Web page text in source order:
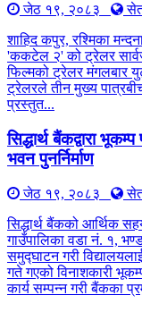
जेठ १९, २०८३
शाहिद कपुर, रश्मिका
'ककटेल २' को ट्रेलर
फिल्मको ट्रेलर मंगलबार
ट्रेलरले तीन मुख्य
प्रस्तुत...
सिद्धार्थ बैंकद्वारा
भवन पुनर्निर्माण
जेठ १९, २०८३
सिद्धार्थ बैंकको आर्थिक
गाउँपालिका वडा नं. १,
समुद्घाटन गरी
गते गएको विनाशकारी
कार्य सम्पन्न गरी बैंकका